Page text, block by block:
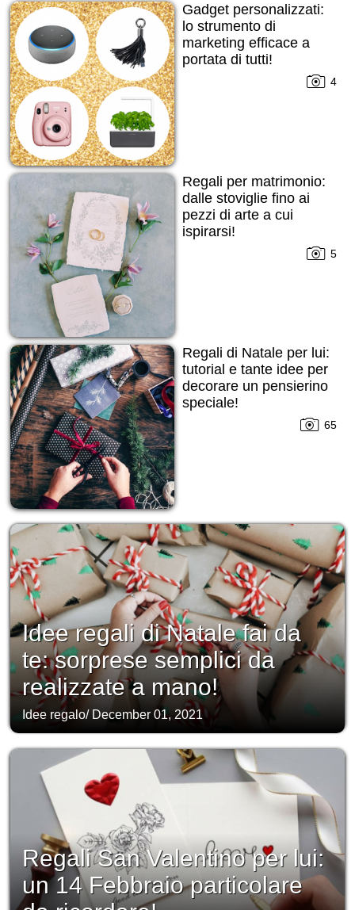
Gadget personalizzati:
lo strumento di
marketing efficace a
portata di tutti!
4
Regali per matrimonio:
dalle stoviglie fino ai
pezzi di arte a cui
ispirarsi!
5
Regali di Natale per lui:
tutorial e tante idee per
decorare un pensierino
speciale!
65
Idee regali di Natale fai da
te: sorprese semplici da
realizzate a mano!
Idee regalo/ December 01, 2021
Regali San Valentino per lui:
un 14 Febbraio particolare